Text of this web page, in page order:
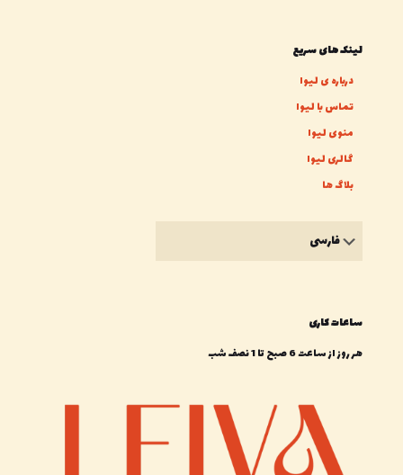
لینک های سریع
درباره ی لیوا
تماس با لیوا
منوی لیوا
گالری لیوا
بلاگ ها
زبان
ساعات کاری
هر روز از ساعت 6 صبح تا 1 نصف شب